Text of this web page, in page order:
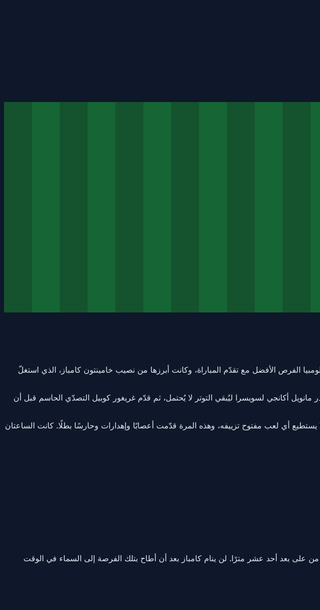
الفرص الأفضل مع تقدّم المباراة، وكانت أبرزها من نصيب خامينتون كامباز، الذي استغلّ
مانويل أكانجي لسويسرا ليُبقي التوتر لا يُحتمل، ثم قدّم غريغور كوبيل التصدّي الحاسم قبل أن
أي لعب مفتوح تزييفه، وهذه المرة قدّمت أعصابًا وإهدارات وحارسًا بطلًا. كانت الساعتان
بعد أحد عشر مترًا. لن ينام كامباز بعد أن أطاح بتلك الفرصة إلى السماء في الوقت